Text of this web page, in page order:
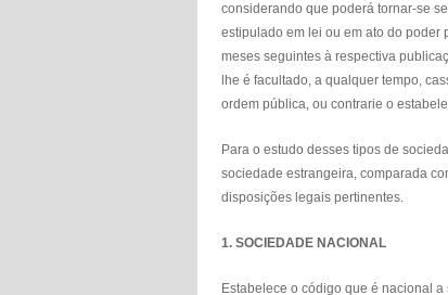
considerando que poderá tornar-se
estipulado em lei ou em ato do poder
meses seguintes à respectiva
lhe é facultado, a qualquer tempo,
ordem pública, ou contrarie o
Para o estudo desses tipos de
sociedade estrangeira, comparada
disposições legais pertinentes.
1. SOCIEDADE NACIONAL
Estabelece o código que é nacional